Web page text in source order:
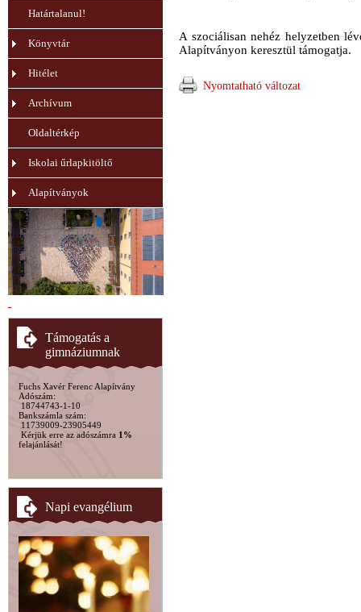
Határtalanul!
Könyvtár
Hitélet
Archívum
Oldaltérkép
Iskolai űrlapkitöltő
Alapítványok
Támogatás a
gimnáziumnak
Fuchs Xavér Ferenc Alapítvány
Adószám:
18744743-1-10
Bankszámla szám:
11739009-23905449
Kérjük erre az adószámra 1%
felajánlását!
Napi evangélium
A szociálisan nehéz helyzetben
Alapítványon keresztül támogatja.
Nyomtatható változat